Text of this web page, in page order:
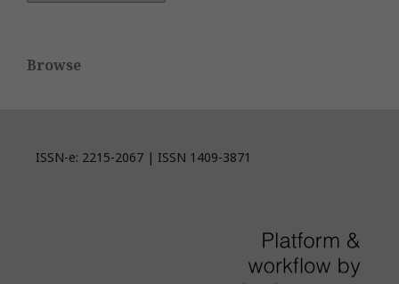
Browse
ISSN-e: 2215-2067 | ISSN 1409-3871